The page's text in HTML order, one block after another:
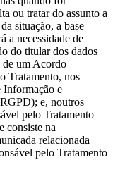
ou tratar do assunto a
situação, a base
a necessidade de
do titular dos dados
de um Acordo
Tratamento, nos
Informação e
e, noutros
pelo Tratamento
consiste na
relacionada
pelo Tratamento